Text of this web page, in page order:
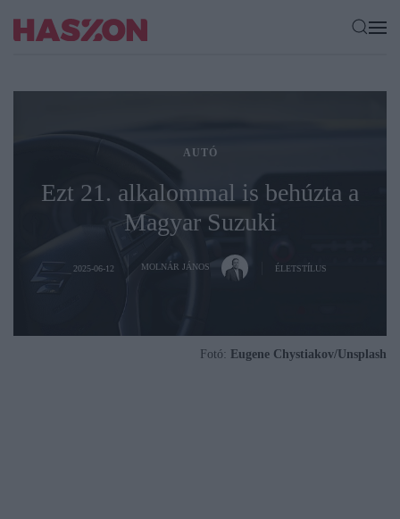
AUTÓ
Ezt 21. alkalommal is behúzta a
Magyar Suzuki
2025-06-12 MOLNÁR JÁNOS ÉLETSTÍLUS
Fotó: Eugene Chystiakov/Unsplash